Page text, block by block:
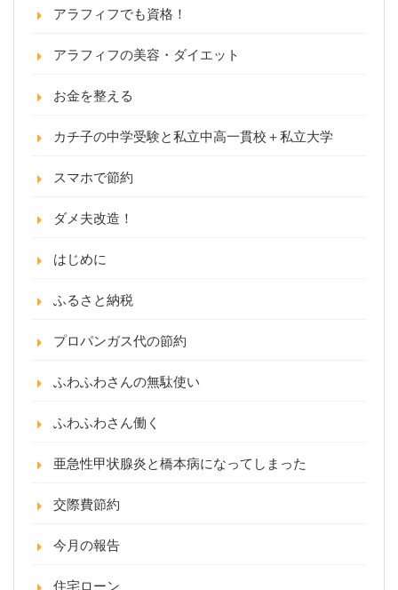
アラフィフでも資格！
アラフィフの美容・ダイエット
お金を整える
カチ子の中学受験と私立中高一貫校＋私立大学
スマホで節約
ダメ夫改造！
はじめに
ふるさと納税
プロパンガス代の節約
ふわふわさんの無駄使い
ふわふわさん働く
亜急性甲状腺炎と橋本病になってしまった
交際費節約
今月の報告
住宅ローン